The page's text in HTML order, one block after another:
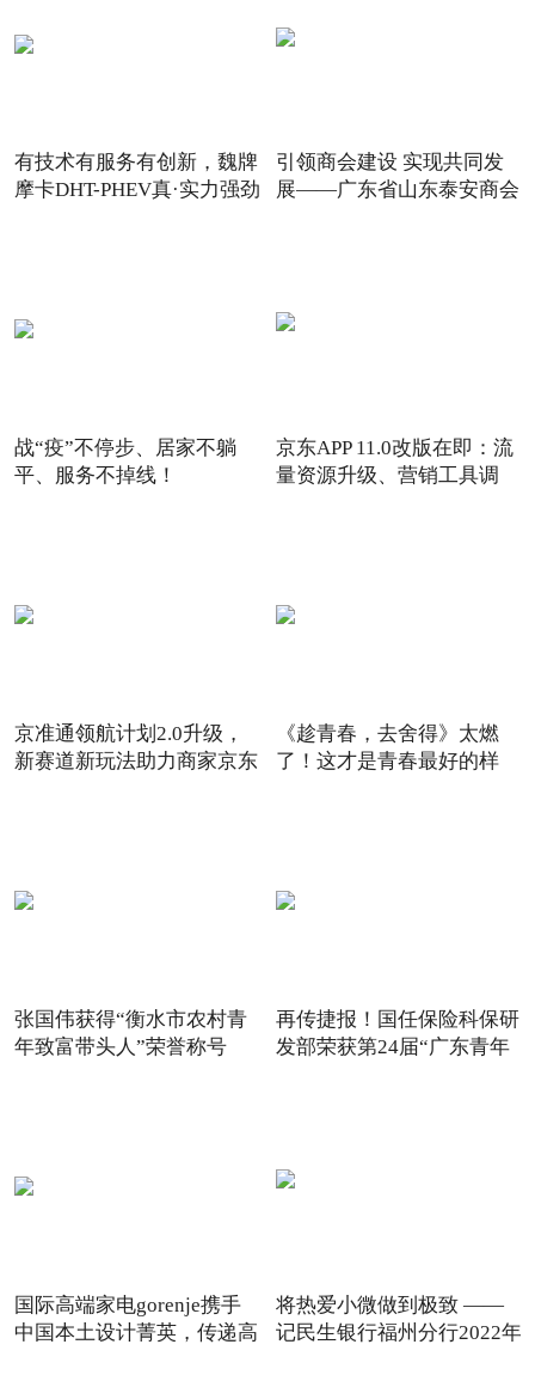
有技术有服务有创新，魏牌
摩卡DHT-PHEV真·实力强劲
引领商会建设 实现共同发
展——广东省山东泰安商会
战“疫”不停步、居家不躺
平、服务不掉线！
京东APP 11.0改版在即：流
量资源升级、营销工具调
京准通领航计划2.0升级，
新赛道新玩法助力商家京东
《趁青春，去舍得》太燃
了！这才是青春最好的样
张国伟获得“衡水市农村青
年致富带头人”荣誉称号
再传捷报！国任保险科保研
发部荣获第24届“广东青年
国际高端家电gorenje携手
中国本土设计菁英，传递高
将热爱小微做到极致 ——
记民生银行福州分行2022年